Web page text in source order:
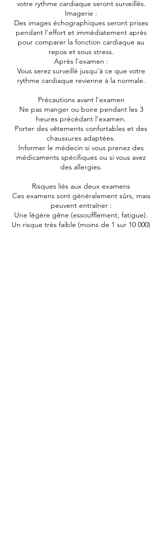
votre rythme cardiaque seront surveillés.
Imagerie :
Des images échographiques seront prises
pendant l’effort et immédiatement après
pour comparer la fonction cardiaque au
repos et sous stress.
Après l'examen :
Vous serez surveillé jusqu'à ce que votre
rythme cardiaque revienne à la normale.
Précautions avant l'examen
Ne pas manger ou boire pendant les 3
heures précédant l’examen.
Porter des vêtements confortables et des
chaussures adaptées.
Informer le médecin si vous prenez des
médicaments spécifiques ou si vous avez
des allergies.
Risques liés aux deux examens
Ces examens sont généralement sûrs, mais
peuvent entraîner :
Une légère gêne (essoufflement, fatigue).
Un risque très faible (moins de 1 sur 10 000)